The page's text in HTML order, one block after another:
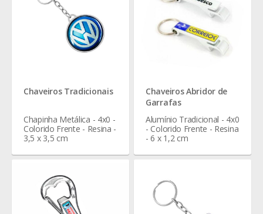
Chaveiros Tradicionais
Chapinha Metálica - 4x0 -
Colorido Frente - Resina -
3,5 x 3,5 cm
Chaveiros Abridor de
Garrafas
Alumínio Tradicional - 4x0
- Colorido Frente - Resina
- 6 x 1,2 cm